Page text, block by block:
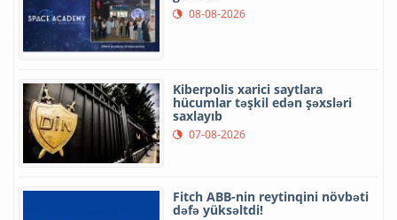
08-08-2026
Kiberpolis xarici saytlara
hücumlar təşkil edən şəxsləri
saxlayıb
07-08-2026
Fitch ABB-nin reytinqini növbəti
dəfə yüksəltdi!